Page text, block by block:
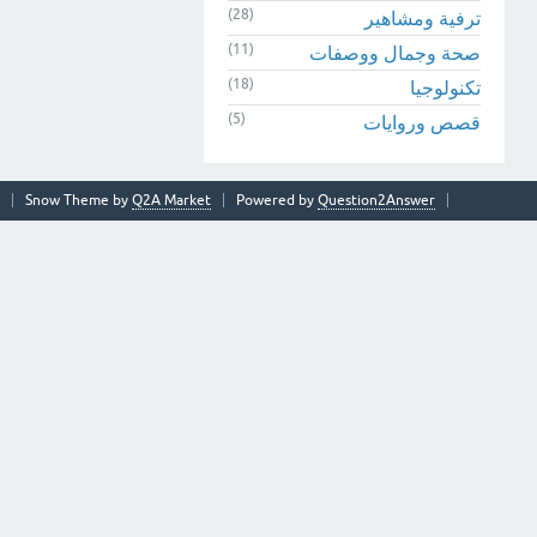
ترفية ومشاهير (28)
صحة وجمال ووصفات (11)
تكنولوجيا (18)
قصص وروايات (5)
Snow Theme by Q2A Market Powered by Question2Answer